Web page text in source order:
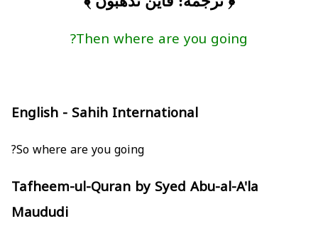
Then where are you going?
English - Sahih International
So where are you going?
Tafheem-ul-Quran by Syed Abu-al-A'la
Maududi